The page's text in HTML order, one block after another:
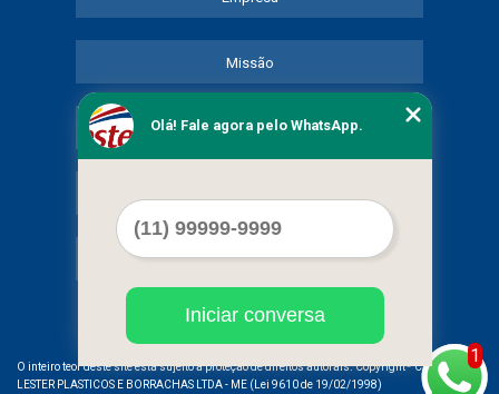
Missão
Serviços
Mapa do site
O inteiro teor deste site está sujeito à proteção de direitos autorais. Copyright COMERCIAL
LESTER PLASTICOS E BORRACHAS LTDA - ME (Lei 9610 de 19/02/1998)
1
Olá! Fale agora pelo WhatsApp.
Iniciar conversa